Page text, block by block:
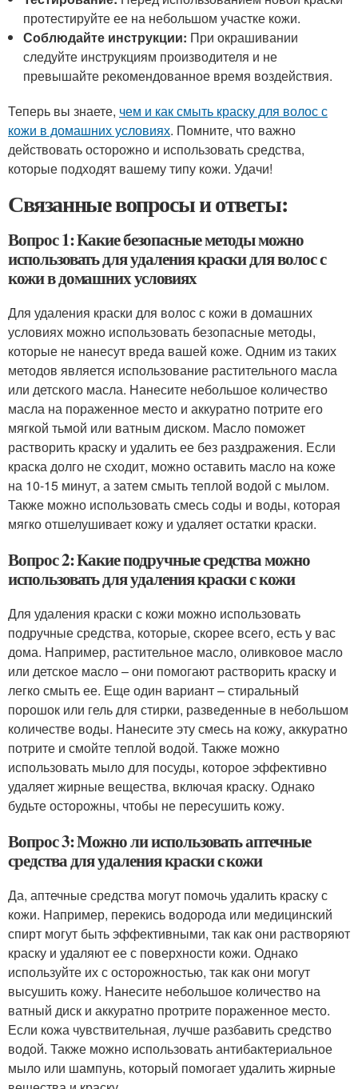
протестируйте ее на небольшом участке кожи.
Соблюдайте инструкции: При окрашивании
следуйте инструкциям производителя и не
превышайте рекомендованное время воздействия.
Теперь вы знаете, чем и как смыть краску для волос с
кожи в домашних условиях. Помните, что важно
действовать осторожно и использовать средства,
которые подходят вашему типу кожи. Удачи!
Связанные вопросы и ответы:
Вопрос 1: Какие безопасные методы можно
использовать для удаления краски для волос с
кожи в домашних условиях
Для удаления краски для волос с кожи в домашних
условиях можно использовать безопасные методы,
которые не нанесут вреда вашей коже. Одним из таких
методов является использование растительного масла
или детского масла. Нанесите небольшое количество
масла на пораженное место и аккуратно потрите его
мягкой тьмой или ватным диском. Масло поможет
растворить краску и удалить ее без раздражения. Если
краска долго не сходит, можно оставить масло на коже
на 10-15 минут, а затем смыть теплой водой с мылом.
Также можно использовать смесь соды и воды, которая
мягко отшелушивает кожу и удаляет остатки краски.
Вопрос 2: Какие подручные средства можно
использовать для удаления краски с кожи
Для удаления краски с кожи можно использовать
подручные средства, которые, скорее всего, есть у вас
дома. Например, растительное масло, оливковое масло
или детское масло – они помогают растворить краску и
легко смыть ее. Еще один вариант – стиральный
порошок или гель для стирки, разведенные в небольшом
количестве воды. Нанесите эту смесь на кожу, аккуратно
потрите и смойте теплой водой. Также можно
использовать мыло для посуды, которое эффективно
удаляет жирные вещества, включая краску. Однако
будьте осторожны, чтобы не пересушить кожу.
Вопрос 3: Можно ли использовать аптечные
средства для удаления краски с кожи
Да, аптечные средства могут помочь удалить краску с
кожи. Например, перекись водорода или медицинский
спирт могут быть эффективными, так как они растворяют
краску и удаляют ее с поверхности кожи. Однако
используйте их с осторожностью, так как они могут
высушить кожу. Нанесите небольшое количество на
ватный диск и аккуратно протрите пораженное место.
Если кожа чувствительная, лучше разбавить средство
водой. Также можно использовать антибактериальное
мыло или шампунь, который помогает удалить жирные